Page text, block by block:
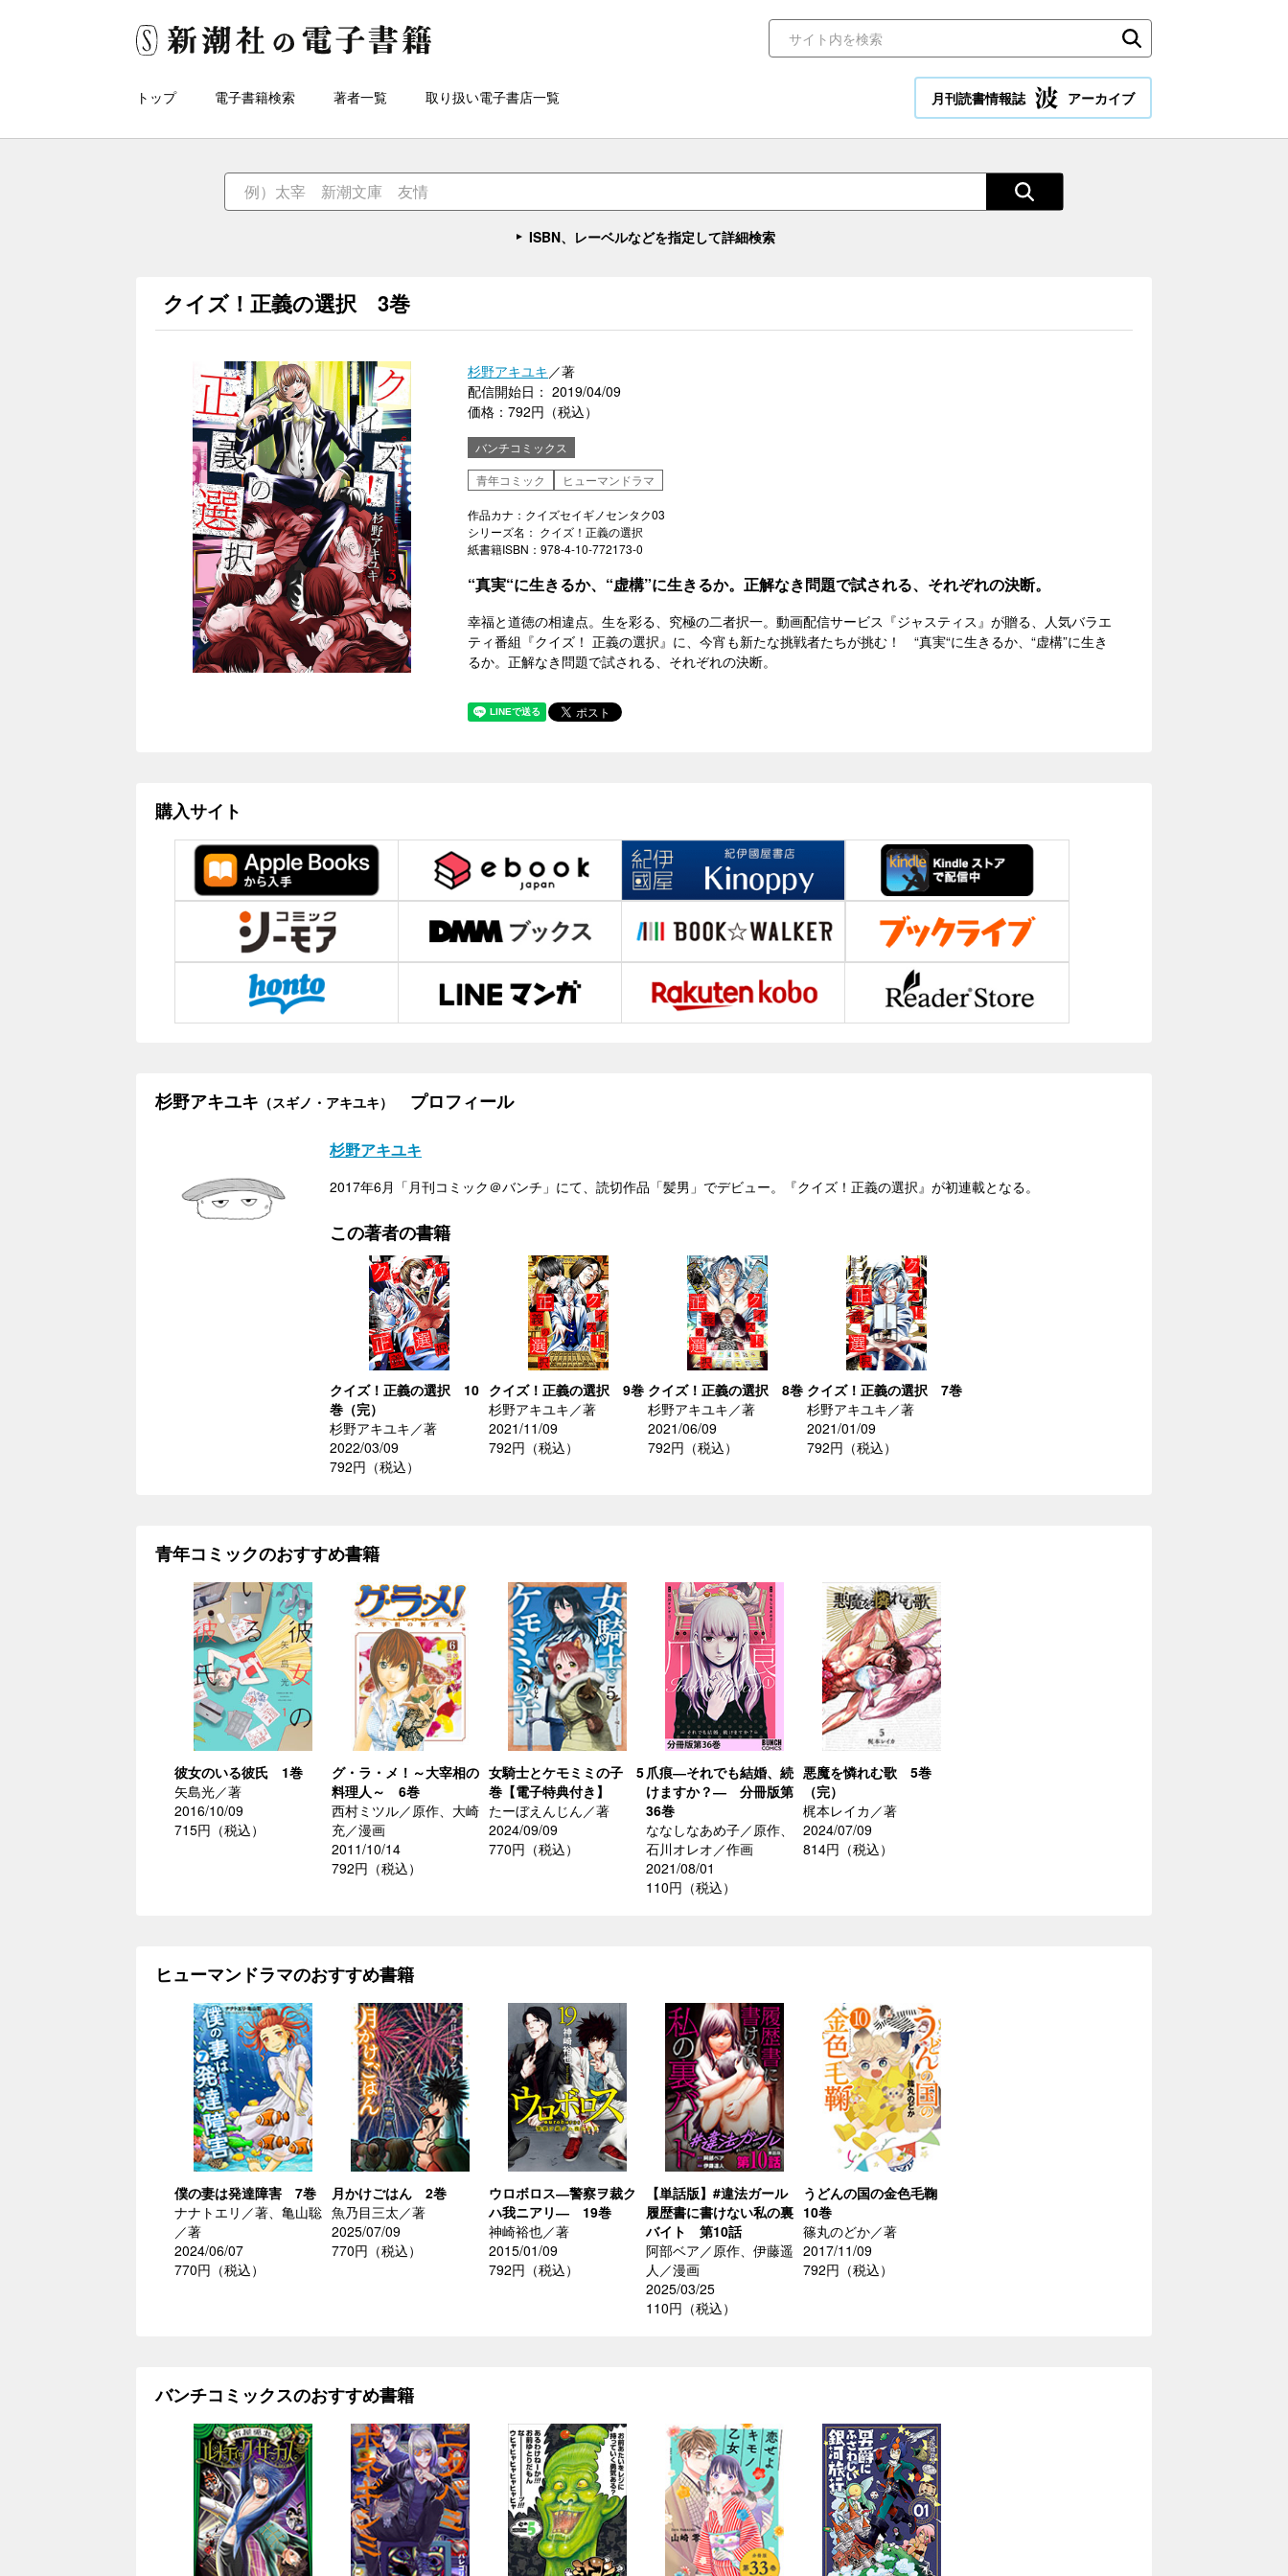
トップ 電子書籍検索 著者一覧 取り扱い電子書店一覧 月刊読書情報誌 アーカイブ
ISBN、レーベルなどを指定して詳細検索
クイズ！正義の選択 3巻
杉野アキユキ／著
配信開始日： 2019/04/09
価格：792円（税込）
バンチコミックス
青年コミック
ヒューマンドラマ
作品カナ：クイズセイギノセンタク03
シリーズ名： クイズ！正義の選択
紙書籍ISBN：978-4-10-772173-0
“真実“に生きるか、“虚構”に生きるか。正解なき問題で試される、それぞれの決断。
幸福と道徳の相違点。生を彩る、究極の二者択一。動画配信サービス『ジャスティス』が贈る、人気バラエ
ティ番組『クイズ！ 正義の選択』に、今宵も新たな挑戦者たちが挑む！ “真実“に生きるか、“虚構”に生き
るか。正解なき問題で試される、それぞれの決断。
購入サイト
杉野アキユキ （スギノ・アキユキ） プロフィール
杉野アキユキ
2017年6月「月刊コミック＠バンチ」にて、読切作品「髪男」でデビュー。『クイズ！正義の選択』が初連載となる。
この著者の書籍
クイズ！正義の選択 10
巻（完）
杉野アキユキ／著
2022/03/09
792円（税込）
クイズ！正義の選択 9巻
杉野アキユキ／著
2021/11/09
792円（税込）
クイズ！正義の選択 8巻
杉野アキユキ／著
2021/06/09
792円（税込）
クイズ！正義の選択 7巻
杉野アキユキ／著
2021/01/09
792円（税込）
青年コミックのおすすめ書籍
彼女のいる彼氏 1巻
矢島光／著
2016/10/09
715円（税込）
グ・ラ・メ！～大宰相の
料理人～ 6巻
西村ミツル／原作、大崎
充／漫画
2011/10/14
792円（税込）
女騎士とケモミミの子 5
巻【電子特典付き】
たーぼえんじん／著
2024/09/09
770円（税込）
爪痕―それでも結婚、続
けますか？― 分冊版第
36巻
ななしなあめ子／原作、
石川オレオ／作画
2021/08/01
110円（税込）
悪魔を憐れむ歌 5巻
（完）
梶本レイカ／著
2024/07/09
814円（税込）
ヒューマンドラマのおすすめ書籍
僕の妻は発達障害 7巻
ナナトエリ／著、亀山聡
／著
2024/06/07
770円（税込）
月かけごはん 2巻
魚乃目三太／著
2025/07/09
770円（税込）
ウロボロス―警察ヲ裁ク
ハ我ニアリ― 19巻
神崎裕也／著
2015/01/09
792円（税込）
【単話版】#違法ガール
履歴書に書けない私の裏
バイト 第10話
阿部ベア／原作、伊藤遥
人／漫画
2025/03/25
110円（税込）
うどんの国の金色毛鞠
10巻
篠丸のどか／著
2017/11/09
792円（税込）
バンチコミックスのおすすめ書籍